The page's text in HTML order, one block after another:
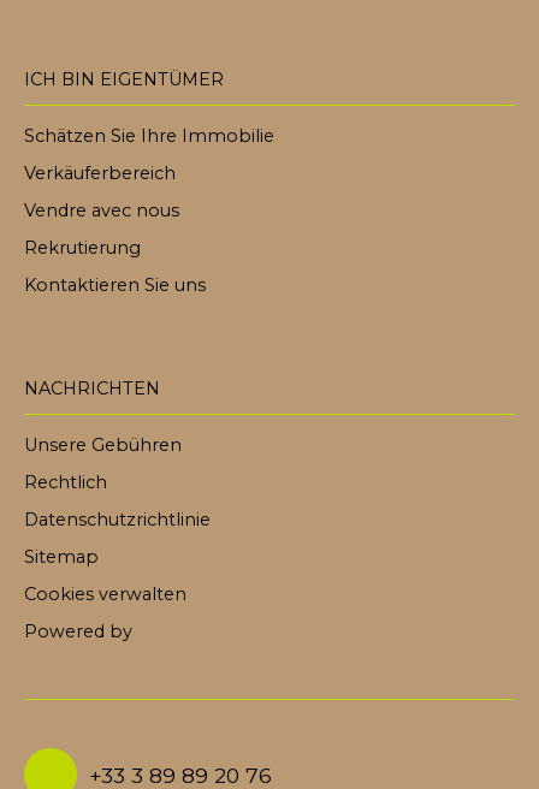
ICH BIN EIGENTÜMER
Schätzen Sie Ihre Immobilie
Verkäuferbereich
Vendre avec nous
Rekrutierung
Kontaktieren Sie uns
NACHRICHTEN
Unsere Gebühren
Rechtlich
Datenschutzrichtlinie
Sitemap
Cookies verwalten
Powered by
+33 3 89 89 20 76